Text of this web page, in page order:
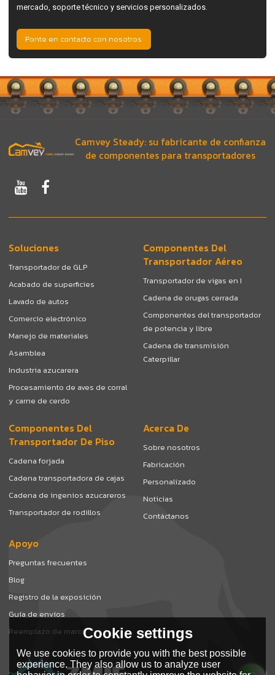
mercado, soporte técnico y servicios personalizados.
Ponte en contacto con nosotros
Camvey Steady: su fabricante de confianza
de componentes para transportadores
Soluciones
Transportador de GLP
Acabado de superficies
Lavado de autos
Comercio electrónico
Manejo de materiales
Asamblea
Industria azucarera
Procesamiento de aves de corral
y carne de cerdo
Componentes Del
Transportador Aéreo
Transportador de vigas en I
Cadena de orugas cerrada
Componentes del transportador
de potencia y libre
Cadena de transmisión
Caterpillar
Componentes Del
Transportador De Piso
Cadena forjada
Cadena transportadora de cajas
Cadena de ingenios azucareros
Transportador de rodillos
Acerca De
Sobre nosotros
Fabricación
Personalizado
Noticias
Contáctanos
Apoyo
Preguntas frecuentes
Blog
Registro de la exposición
Guía de envíos
Reemplazo de marcaCookie settings
We use cookies to provide you with the best possible
experience. They also allow us to analyze user